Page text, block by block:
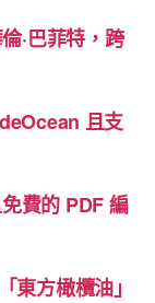
·巴菲特，跨
且支
費的 PDF 編
東方橄欖油」